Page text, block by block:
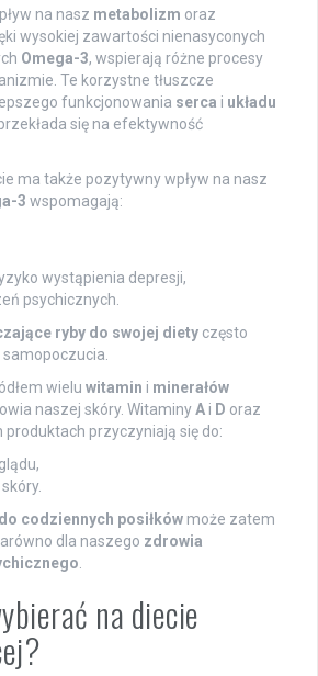
na nasz metabolizm oraz
wysokiej zawartości nienasyconych
Omega-3, wspierają różne procesy
Te korzystne tłuszcze
funkcjonowania serca i układu
się na efektywność
ma także pozytywny wpływ na nasz
3 wspomagają:
wystąpienia depresji,
psychicznych.
ryby do swojej diety często
wielu witamin i minerałów
naszej skóry. WitaminyA i D oraz
produktach przyczyniają się do:
codziennych posiłków może zatem
dla naszego zdrowia
na diecie